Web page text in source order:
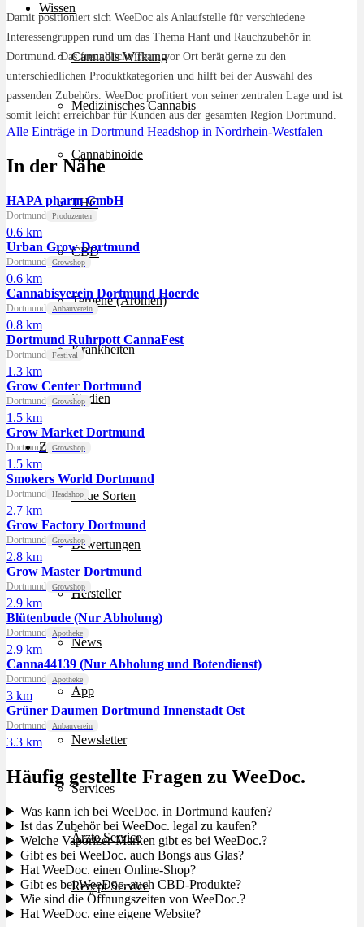
Wissen
Cannabis Wirkung
Medizinisches Cannabis
Cannabinoide
THC
CBD
Terpene (Aromen)
Krankheiten
Studien
Zen
Neue Sorten
Bewertungen
Hersteller
News
App
Newsletter
Services
Ärzte Service
Rezept Service
Damit positioniert sich WeeDoc als Anlaufstelle für verschiedene
Interessengruppen rund um das Thema Hanf und Rauchzubehör in
Dortmund. Das freundliche Team vor Ort berät gerne zu den
unterschiedlichen Produktkategorien und hilft bei der Auswahl des
passenden Zubehörs. WeeDoc profitiert von seiner zentralen Lage und ist
somit leicht erreichbar für Kunden aus der gesamten Region Dortmund.
Alle Einträge in Dortmund Headshop in Nordrhein-Westfalen
In der Nähe
HAPA pharm GmbH
Dortmund Produzenten
0.6 km
Urban Grow Dortmund
Dortmund Growshop
0.6 km
Cannabisverein Dortmund Hoerde
Dortmund Anbauverein
0.8 km
Dortmund Ruhrpott CannaFest
Dortmund Festival
1.3 km
Grow Center Dortmund
Dortmund Growshop
1.5 km
Grow Market Dortmund
Dortmund Growshop
1.5 km
Smokers World Dortmund
Dortmund Headshop
2.7 km
Grow Factory Dortmund
Dortmund Growshop
2.8 km
Grow Master Dortmund
Dortmund Growshop
2.9 km
Blütenbude (Nur Abholung)
Dortmund Apotheke
2.9 km
Canna44139 (Nur Abholung und Botendienst)
Dortmund Apotheke
3 km
Grüner Daumen Dortmund Innenstadt Ost
Dortmund Anbauverein
3.3 km
Häufig gestellte Fragen zu WeeDoc.
Was kann ich bei WeeDoc. in Dortmund kaufen?
Ist das Zubehör bei WeeDoc. legal zu kaufen?
Welche Vaporizer-Marken gibt es bei WeeDoc.?
Gibt es bei WeeDoc. auch Bongs aus Glas?
Hat WeeDoc. einen Online-Shop?
Gibt es bei WeeDoc. auch CBD-Produkte?
Wie sind die Öffnungszeiten von WeeDoc.?
Hat WeeDoc. eine eigene Website?